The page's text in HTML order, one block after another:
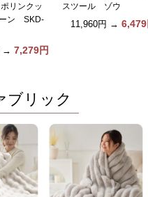
リンクッ
ーン SKD-
→ 7,279円
スツール ゾウ
11,960円 →
ブリック